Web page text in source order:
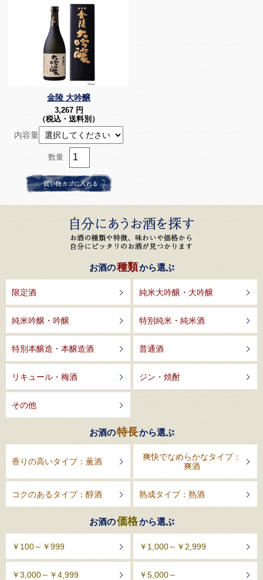
金陵 大吟醸
3,267 円
（税込・送料別）
内容量
数量
お酒の種類から選ぶ
限定酒 純米大吟醸・大吟醸
純米吟醸・吟醸 特別純米・純米酒
特別本醸造・本醸造酒 普通酒
リキュール・梅酒 ジン・焼酎
その他
お酒の特長から選ぶ
香りの高いタイプ：薫酒
爽快でなめらかなタイプ：
爽酒
コクのあるタイプ：醇酒 熟成タイプ：熟酒
お酒の価格から選ぶ
￥100～￥999 ￥1,000～￥2,999
￥3,000～￥4,999 ￥5,000～